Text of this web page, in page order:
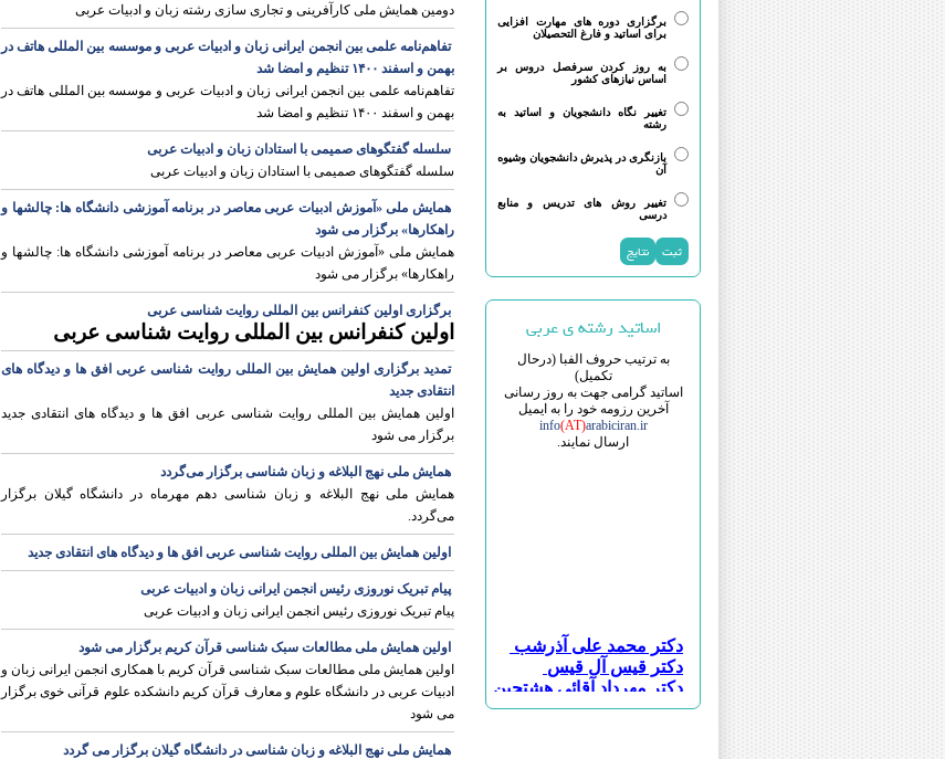
برگزاری دوره های مهارت افزایی
برای اساتید و فارغ التحصیلان
به روز کردن سرفصل دروس بر
اساس نیازهای کشور
تغییر نگاه دانشجویان و اساتید به
رشته
بازنگری در پذیرش دانشجویان وشیوه
آن
تغییر روش های تدریس و منابع
درسی
اساتید رشته ی عربی
به ترتیب حروف الفبا (درحال
تکمیل)
اساتید گرامی جهت به روز رسانی
آخرین رزومه خود را به ایمیل
info(AT)arabiciran.ir
ارسال نمایند.
دکتر محمد علی آذرشب
دکتر قیس آل قیس
دکتر مهرداد آقائی هشتجین
دومین همایش ملی کارآفرینی و تجاری سازی رشته زبان و ادبیات عربی
تفاهم‌نامه علمی بین انجمن ایرانی زبان و ادبیات عربی و موسسه بین المللی هاتف در
بهمن و اسفند ۱۴۰۰ تنظیم و امضا شد
تفاهم‌نامه علمی بین انجمن ایرانی زبان و ادبیات عربی و موسسه بین المللی هاتف در
بهمن و اسفند ۱۴۰۰ تنظیم و امضا شد
سلسله گفتگوهای صمیمی با استادان زبان و ادبیات عربی
سلسله گفتگوهای صمیمی با استادان زبان و ادبیات عربی
همایش ملی «آموزش ادبیات عربی معاصر در برنامه آموزشی دانشگاه ها: چالشها و
راهکارها» برگزار می شود
همایش ملی «آموزش ادبیات عربی معاصر در برنامه آموزشی دانشگاه ها: چالشها و
راهکارها» برگزار می شود
برگزاری اولین کنفرانس بین المللی روایت شناسی عربی
اولین کنفرانس بین المللی روایت شناسی عربی
تمدید برگزاری اولین همایش بین المللی روایت شناسی عربی افق ها و دیدگاه های
انتقادی جدید
اولین همایش بین المللی روایت شناسی عربی افق ها و دیدگاه های انتقادی جدید
برگزار می شود
همایش ملی نهج البلاغه و زبان شناسی برگزار می‌گردد
همایش ملی نهج البلاغه و زبان شناسی دهم مهرماه در دانشگاه گیلان برگزار
می‌گردد.
اولین همایش بین المللی روایت شناسی عربی افق ها و دیدگاه های انتقادی جدید
پیام تبریک نوروزی رئیس انجمن ایرانی زبان و ادبیات عربی
پیام تبریک نوروزی رئیس انجمن ایرانی زبان و ادبیات عربی
اولین همایش ملی مطالعات سبک شناسی قرآن کریم برگزار می شود
اولین همایش ملی مطالعات سبک شناسی قرآن کریم با همکاری انجمن ایرانی زبان و
ادبیات عربی در دانشگاه علوم و معارف قرآن کریم دانشکده علوم قرآنی خوی برگزار
می شود
همایش ملی نهج البلاغه و زبان شناسی در دانشگاه گیلان برگزار می گردد